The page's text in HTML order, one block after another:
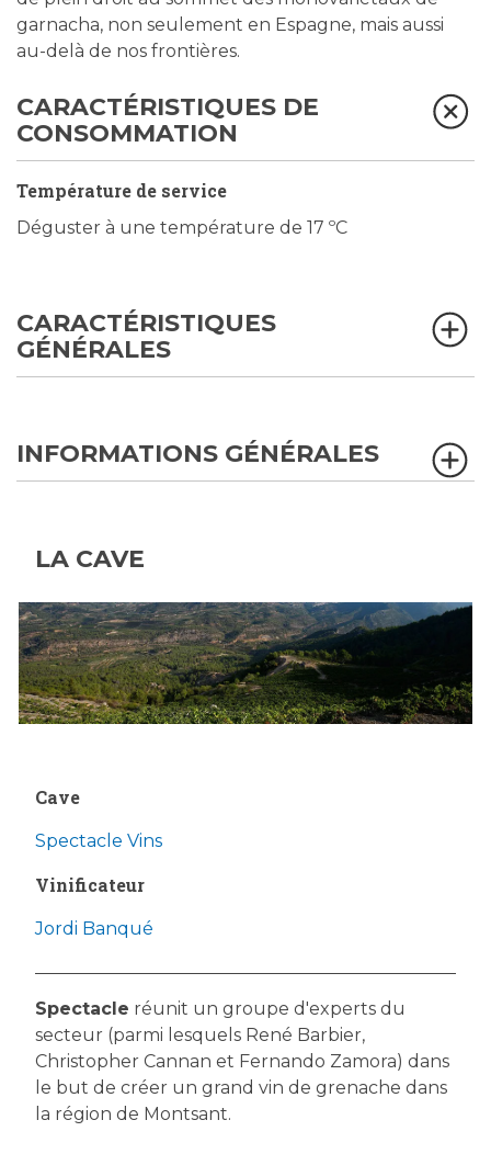
garnacha, non seulement en Espagne, mais aussi
au-delà de nos frontières.
CARACTÉRISTIQUES DE
CONSOMMATION
Température de service
Déguster à une température de 17 ºC
CARACTÉRISTIQUES
GÉNÉRALES
INFORMATIONS GÉNÉRALES
LA CAVE
Cave
Spectacle Vins
Vinificateur
Jordi Banqué
Spectacle réunit un groupe d'experts du
secteur (parmi lesquels René Barbier,
Christopher Cannan et Fernando Zamora) dans
le but de créer un grand vin de grenache dans
la région de Montsant.